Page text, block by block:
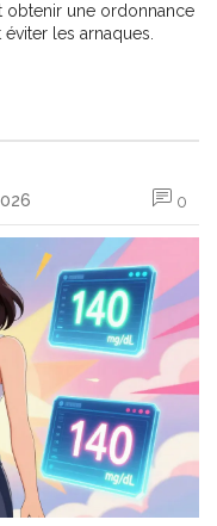
obtenir une ordonnance
les arnaques.
0